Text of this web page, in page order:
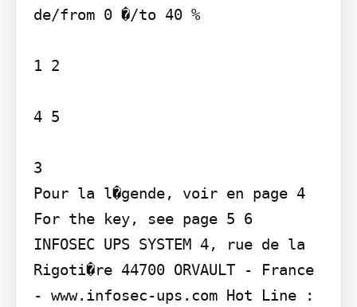
de/from 0 �/to 40 %
1 2
4 5
3
Pour la l�gende, voir en page 4
For the key, see page 5 6
INFOSEC UPS SYSTEM 4, rue de la
Rigoti�re 44700 ORVAULT - France
- www.infosec-ups.com Hot Line :